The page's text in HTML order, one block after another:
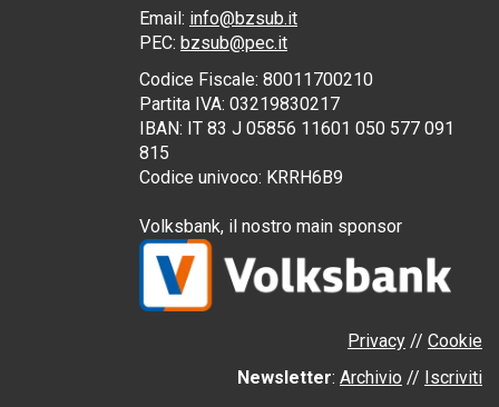
Email: info@bzsub.it
PEC: bzsub@pec.it
Codice Fiscale: 80011700210
Partita IVA: 03219830217
IBAN: IT 83 J 05856 11601 050 577 091
815
Codice univoco: KRRH6B9
Volksbank, il nostro main sponsor
Privacy // Cookie
Newsletter: Archivio // Iscriviti